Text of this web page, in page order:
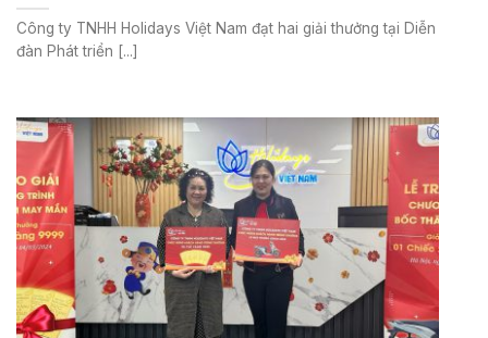
Công ty TNHH Holidays Việt Nam đạt hai giải thưởng tại Diễn
đàn Phát triển [...]